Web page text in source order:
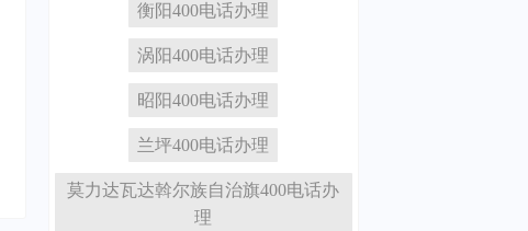
衡阳400电话办理
涡阳400电话办理
昭阳400电话办理
兰坪400电话办理
莫力达瓦达斡尔族自治旗400电话办
理